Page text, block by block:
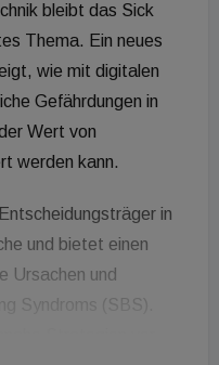
bleibt das Sick
Thema. Ein neues
wie mit digitalen
Gefährdungen in
Wert von
werden kann.
in
und bietet einen
Ursachen und
Syndroms (SBS).